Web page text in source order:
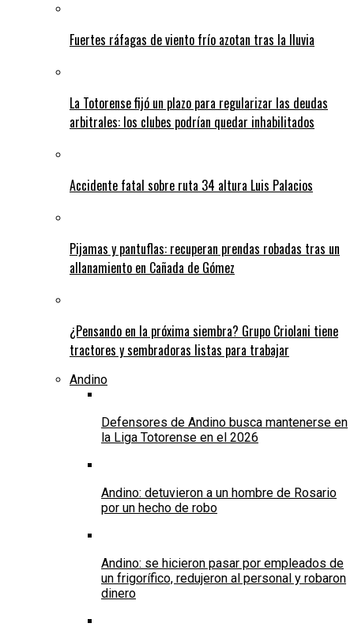
Fuertes ráfagas de viento frío azotan tras la lluvia
La Totorense fijó un plazo para regularizar las deudas
arbitrales: los clubes podrían quedar inhabilitados
Accidente fatal sobre ruta 34 altura Luis Palacios
Pijamas y pantuflas: recuperan prendas robadas tras un
allanamiento en Cañada de Gómez
¿Pensando en la próxima siembra? Grupo Criolani tiene
tractores y sembradoras listas para trabajar
Andino
Defensores de Andino busca mantenerse en
la Liga Totorense en el 2026
Andino: detuvieron a un hombre de Rosario
por un hecho de robo
Andino: se hicieron pasar por empleados de
un frigorífico, redujeron al personal y robaron
dinero